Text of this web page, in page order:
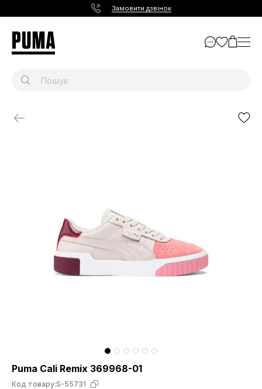
Замовити дзвінок
Puma Cali Remix 369968-01
Код товару:S-55731